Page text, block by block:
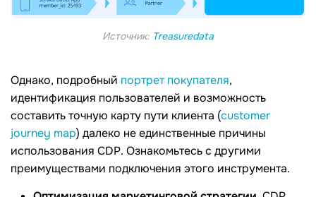
Источник: Тreasuredata
Однако, подробный портрет покупателя,
идентификация пользователей и возможность
составить точную карту пути клиента (customer
journey map) далеко не единственные причины
использования СDР. Ознакомьтесь с другими
преимуществами подключения этого инструмента.